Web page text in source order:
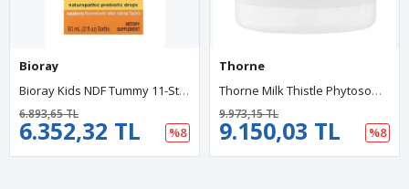
Bioray
Bioray Kids NDF Tummy 11-Strain Probiotic Blend (60 Ml).Abd Menşei.
6.352,32 TL
6.893,65 TL
%8
Thorne
Thorne Milk Thistle Phytosome 90 Capsul (180 Mg Per Capsule).Orj Abd Menşei.
9.150,03 TL
9.973,15 TL
%8